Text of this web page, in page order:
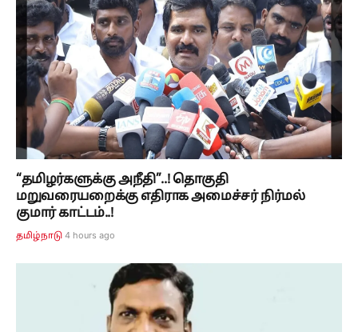
“தமிழர்களுக்கு அநீதி”..! தொகுதி
மறுவரையறைக்கு எதிராக அமைச்சர் நிர்மல்
குமார் காட்டம்..!
தமிழ்நாடு 4 hours ago